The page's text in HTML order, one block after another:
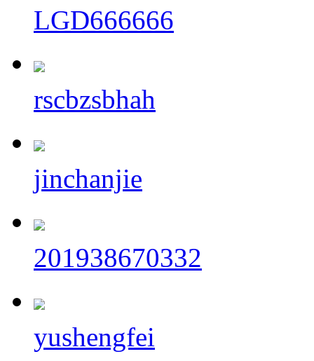
LGD666666
rscbzsbhah
jinchanjie
201938670332
yushengfei